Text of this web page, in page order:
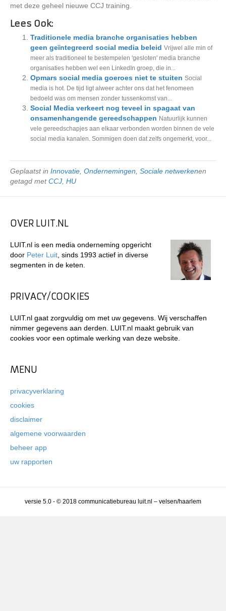
met deze geheel nieuwe CCJ training.
Lees Ook:
Traditionele media branche organisaties hebben
geen geïntegreerd social media beleid Vrijwel alle min of
meer als traditioneel te bestempelen 'gesloten' media branche
organisaties hebben wel een LinkedIn groep, die in...
Opmars social media goeroes niet te stuiten Social
media is hot. De tijd ligt alweer achter ons dat het fenomeen
bedoeld was om mensen zonder tussenkomst van...
Social Media verkeert nog teveel in spagaat van
onsamenhangende gereedschappen Natuurlijk kunnen
vele gereedschapjes aan elkaar verbonden worden binnen de vele
social media kanalen. Sommigen doen dat zelfs ongemerkt, voor...
Geplaatst in Innovatie Ondernemingen Sociale netwerkenen
getagd metCCJ HU
OVER LUIT.NL
LUIT.nl is een media onderneming opgericht
door Peter Luit , sinds 1993 actief in diverse
segmenten in de keten.
PRIVACY/COOKIES
LUIT.nl gaat zorgvuldig om met uw gegevens. Wij verschaffen
nimmer gegevens aan derden. LUIT.nl maakt gebruik van
cookies voor een optimale werking van deze website.
MENU
privacyverklaring
cookies
disclaimer
algemene voorwaarden
beheer app
uw rapporten
versie 5.0 - © 2018 communicatiebureau luit.nl – velsen/haarlem